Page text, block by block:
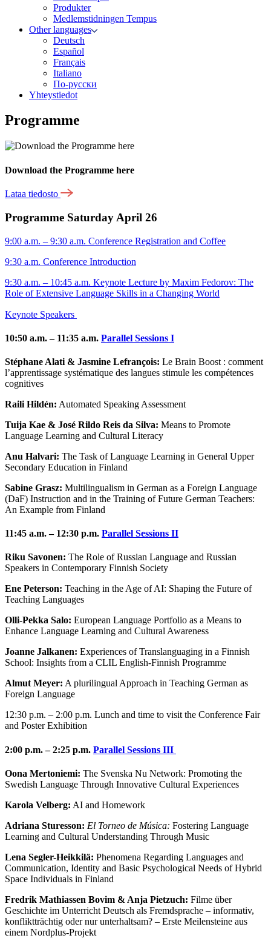
Produkter
Medlemstidningen Tempus
Other languages
Deutsch
Español
Français
Italiano
По-русски
Yhteystiedot
Programme
Download the Programme here
Lataa tiedosto
Programme Saturday April 26
9:00 a.m. – 9:30 a.m. Conference Registration and Coffee
9:30 a.m. Conference Introduction
9:30 a.m. – 10:45 a.m. Keynote Lecture by Maxim Fedorov: The
Role of Extensive Language Skills in a Changing World
Keynote Speakers
10:50 a.m. – 11:35 a.m. Parallel Sessions I
Stéphane Alati & Jasmine Lefrançois: Le Brain Boost : comment
l’apprentissage systématique des langues stimule les compétences
cognitives
Raili Hildén: Automated Speaking Assessment
Tuija Kae & José Rildo Reis da Silva: Means to Promote
Language Learning and Cultural Literacy
Anu Halvari: The Task of Language Learning in General Upper
Secondary Education in Finland
Sabine Grasz: Multilingualism in German as a Foreign Language
(DaF) Instruction and in the Training of Future German Teachers:
An Example from Finland
11:45 a.m. – 12:30 p.m. Parallel Sessions II
Riku Savonen: The Role of Russian Language and Russian
Speakers in Contemporary Finnish Society
Ene Peterson: Teaching in the Age of AI: Shaping the Future of
Teaching Languages
Olli-Pekka Salo: European Language Portfolio as a Means to
Enhance Language Learning and Cultural Awareness
Joanne Jalkanen: Experiences of Translanguaging in a Finnish
School: Insights from a CLIL English-Finnish Programme
Almut Meyer: A plurilingual Approach in Teaching German as
Foreign Language
12:30 p.m. – 2:00 p.m. Lunch and time to visit the Conference Fair
and Poster Exhibition
2:00 p.m. – 2:25 p.m. Parallel Sessions III
Oona Mertoniemi: The Svenska Nu Network: Promoting the
Swedish Language Through Innovative Cultural Experiences
Karola Velberg: AI and Homework
Adriana Sturesson: El Torneo de Música: Fostering Language
Learning and Cultural Understanding Through Music
Lena Segler-Heikkilä: Phenomena Regarding Languages and
Communication, Identity and Basic Psychological Needs of Hybrid
Space Individuals in Finland
Fredrik Mathiassen Bovim & Anja Pietzuch: Filme über
Geschichte im Unterricht Deutsch als Fremdsprache – informativ,
konfliktträchtig oder nur unterhaltsam? – Erste Meilensteine aus
einem Nordplus-Projekt